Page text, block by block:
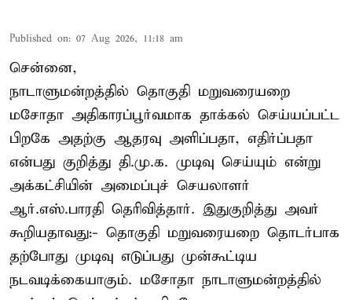
Published on: 07 Aug 2026, 11:18 am
சென்னை,
நாடாளுமன்றத்தில் தொகுதி மறுவரையறை
மசோதா அதிகாரப்பூர்வமாக தாக்கல் செய்யப்பட்ட
பிறகே அதற்கு ஆதரவு அளிப்பதா, எதிர்ப்பதா
என்பது குறித்து தி.மு.க. முடிவு செய்யும் என்று
அக்கட்சியின் அமைப்புச் செயலாளர்
ஆர்.எஸ்.பாரதி தெரிவித்தார். இதுகுறித்து அவர்
கூறியதாவது:- தொகுதி மறுவரையறை தொடர்பாக
தற்போது முடிவு எடுப்பது முன்கூட்டிய
நடவடிக்கையாகும். மசோதா நாடாளுமன்றத்தில்